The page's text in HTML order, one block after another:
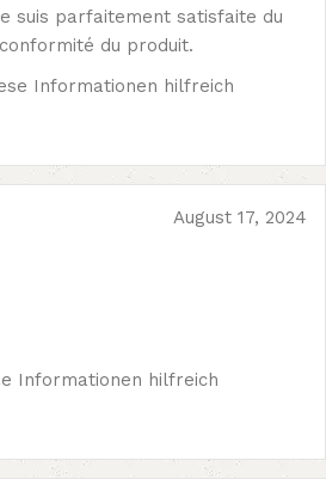
suis parfaitement satisfaite du
du produit.
Informationen hilfreich
August 17, 2024
Informationen hilfreich